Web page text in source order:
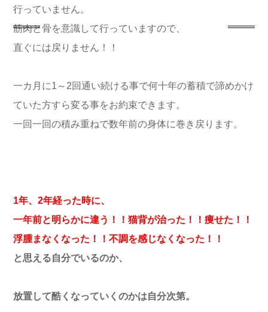
行っていません。
筋肉と骨を意識して行っていますので、
直ぐには戻りません！！
一カ月に1～2回通い続ける事で何十年の蓄積で諦めかけ
ていた方すら変る事をお約束できます。
一回一回の積み重ねで数年前の身体に巻き戻ります。
1年、2年経った時に、
一年前と明らかに違う！！猫背が治った！！痩せた！！
浮腫まなくなった！！不調を感じなくなった！！
と思える自分でいるのか、
放置して酷くなっていくのかは自分次第。